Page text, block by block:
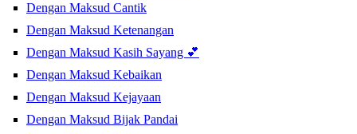
Dengan Maksud Cantik
Dengan Maksud Ketenangan
Dengan Maksud Kasih Sayang 💕
Dengan Maksud Kebaikan
Dengan Maksud Kejayaan
Dengan Maksud Bijak Pandai